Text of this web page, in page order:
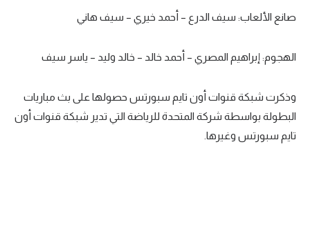
صانع الألعاب: سيف الدرع – أحمد خيري – سيف هاني
الهجوم: إبراهيم المصري – أحمد خالد – خالد وليد – ياسر سيف
وذكرت شبكة قنوات أون تايم سبورتس حصولها على بث مباريات
البطولة بواسطة شركة المتحدة للرياضة التي تدير شبكة قنوات أون
تايم سبورتس وغيرها.